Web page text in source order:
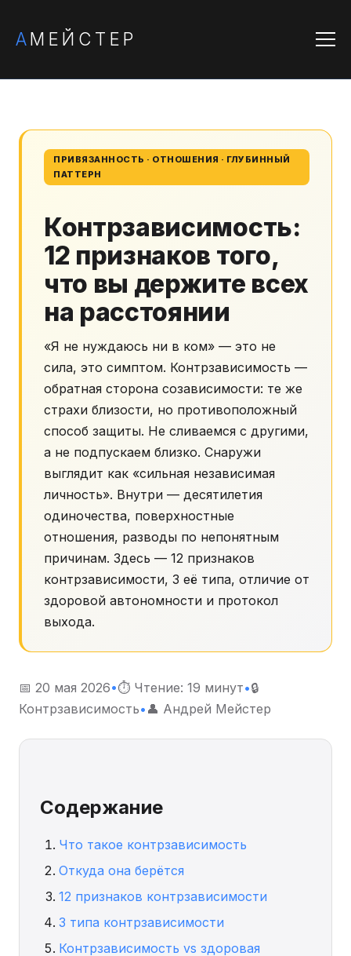
АМЕЙСТЕР
ПРИВЯЗАННОСТЬ · ОТНОШЕНИЯ · ГЛУБИННЫЙ
ПАТТЕРН
Контрзависимость:
12 признаков того,
что вы держите всех
на расстоянии
«Я не нуждаюсь ни в ком» — это не
сила, это симптом. Контрзависимость —
обратная сторона созависимости: те же
страхи близости, но противоположный
способ защиты. Не сливаемся с другими,
а не подпускаем близко. Снаружи
выглядит как «сильная независимая
личность». Внутри — десятилетия
одиночества, поверхностные
отношения, разводы по непонятным
причинам. Здесь — 12 признаков
контрзависимости, 3 её типа, отличие от
здоровой автономности и протокол
выхода.
📅 20 мая 2026•⏱ Чтение: 19 минут•🔒
Контрзависимость• 👤 Андрей Мейстер
Содержание
Что такое контрзависимость
Откуда она берётся
12 признаков контрзависимости
3 типа контрзависимости
Контрзависимость vs здоровая